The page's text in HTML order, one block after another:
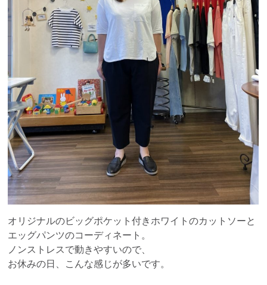
オリジナルのビッグポケット付きホワイトのカットソーと
エッグパンツのコーディネート。
ノンストレスで動きやすいので、
お休みの日、こんな感じが多いです。